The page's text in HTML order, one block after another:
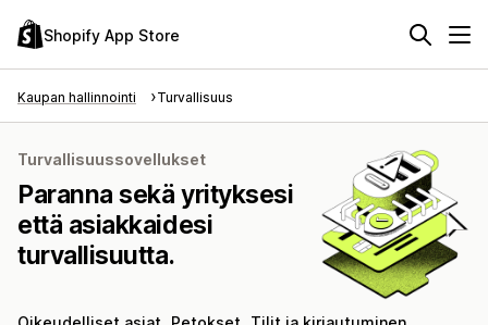
Shopify App Store
Kaupan hallinnointi Turvallisuus
Turvallisuussovellukset
Paranna sekä yrityksesi
että asiakkaidesi
turvallisuutta.